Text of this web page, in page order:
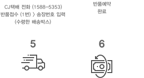
CJ택배 전화 (1588-5353)
반품접수 (1번) > 송장번호 입력
(수령한 배송박스)
반품예약
완료
5 6